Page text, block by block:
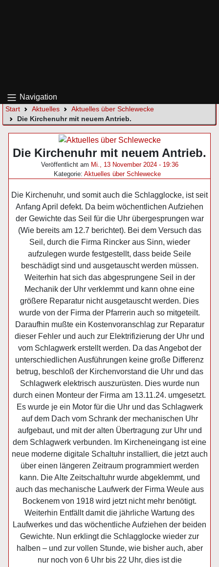
Navigation
Start Aktuelles
Aktuelles über Schlewecke
Die Kirchenuhr mit neuem Antrieb.
Die Kirchenuhr mit neuem Antrieb.
Veröffentlicht am Mi., 13 November 2024 - 19:36
Kategorie: Aktuelles über Schlewecke
Die Kirchenuhr, und somit auch die Schlagglocke, ist seit
Anfang April defekt. Da beim wöchentlichen Aufziehen
der Gewichte das Seil für die Uhr übergesprungen war
(Wie bereits am 12.7 berichtet). Bei dem Versuch das
Seil, durch die Firma Rincker aus Sinn, wieder
aufzulegen wurde festgestellt, dass beide Seile
beschädigt sind und ausgetauscht werden müssen.
Weiterhin hat sich das abgesprungene Seil in der
Mechanik der Uhr verklemmt und kann ohne eine
größere Reparatur nicht ausgetauscht werden. Dies
wurde von der Firma der Pfarrerin auch so mitgeteilt.
Daraufhin mußte ein Kostenvoranschlag zur Reparatur
dieser Fehler und auch zur Elektrifizierung der Uhr und
vom Schlagwerk erstellt werden. Da das Angebot der
unterschiedlichen Ausführungen keine große Differenz
betrug, beschloß der Kirchenvorstand die Uhr und das
Schlagwerk elektrisch auszurüsten. Dies wurde nun
durch einen Monteur der Firma am 13.11.24. umgesetzt.
Es wurde je ein Motor für die Uhr und das Schlagwerk
auf dem Dach vom Schrank der mechanischen Uhr
aufgebaut, und mit der alten Übertragung zur Uhr und
dem Schlagwerk verbunden. Im Kircheneingang ist eine
neue moderne digitale Schaltuhr installiert, die jetzt auch
über einen längeren Zeitraum programmiert werden
kann. Die Alte Zeitschaltuhr wurde abgeklemmt, und
auch das mechanische Laufwerk der Firma Weule aus
Bockenem von 1918 wird jetzt nicht mehr benötigt.
Weiterhin Entfällt damit die jährliche Wartung des
Laufwerkes und das wöchentliche Aufziehen der beiden
Gewichte. Nun erklingt die Schlagglocke wieder zur
halben – und zur vollen Stunde, wie bisher auch, aber
nur noch von 6 Uhr bis 22 Uhr, dies ist die